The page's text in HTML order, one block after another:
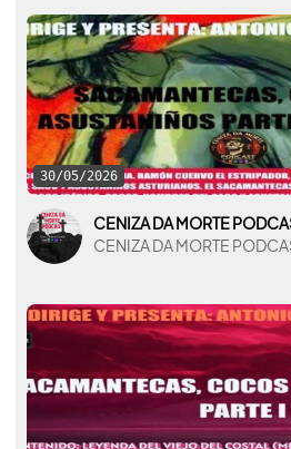
30/05/2026
CENIZA DA MORTE